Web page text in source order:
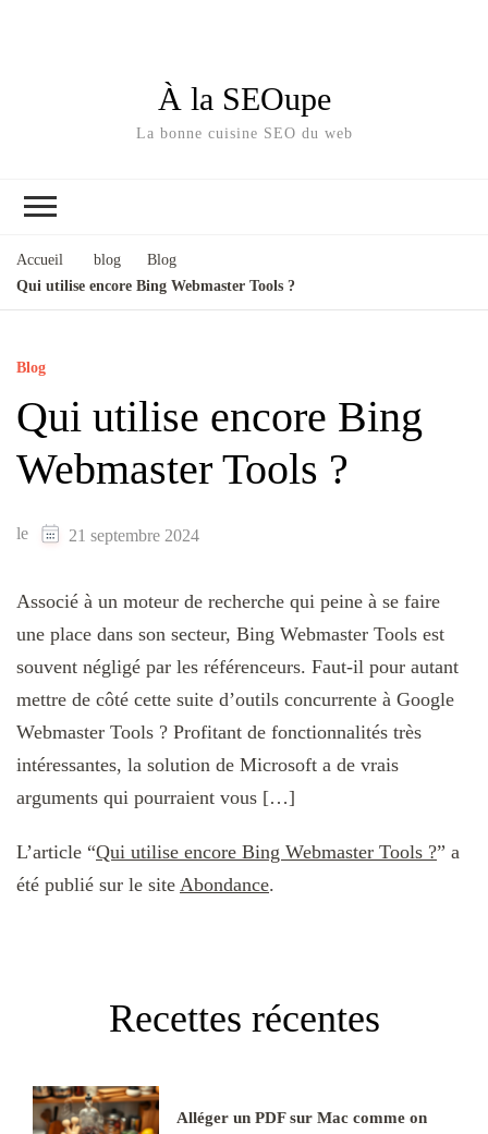
À la SEOupe
La bonne cuisine SEO du web
Accueil blog
Blog
Qui utilise encore Bing Webmaster Tools ?
Blog
Qui utilise encore Bing
Webmaster Tools ?
le 21 septembre 2024
Associé à un moteur de recherche qui peine à se faire
une place dans son secteur, Bing Webmaster Tools est
souvent négligé par les référenceurs. Faut-il pour autant
mettre de côté cette suite d’outils concurrente à Google
Webmaster Tools ? Profitant de fonctionnalités très
intéressantes, la solution de Microsoft a de vrais
arguments qui pourraient vous […]
L’article “Qui utilise encore Bing Webmaster Tools ?” a
été publié sur le site Abondance.
Recettes récentes
Alléger un PDF sur Mac comme on